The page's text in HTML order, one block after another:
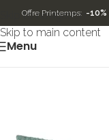
Skip to navigation
Skip to main content
Offre Printemps: -10%
Menu